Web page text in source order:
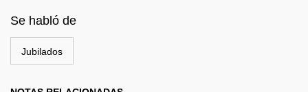
Se habló de
Jubilados